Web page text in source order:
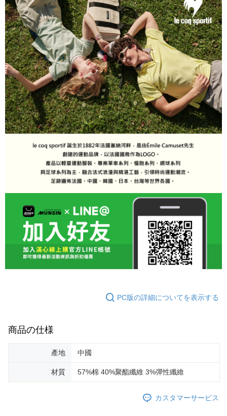
PC版の詳細についてを表示する
商品の仕様
產地 中國
材質 57%棉 40%聚酯纖維 3%彈性纖維
カスタマーサービス